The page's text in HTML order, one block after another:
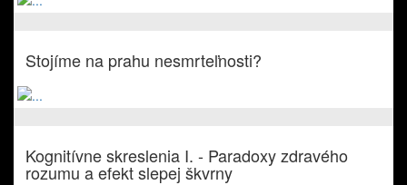
Stojíme na prahu nesmrteľnosti?
Kognitívne skreslenia I. - Paradoxy zdravého
rozumu a efekt slepej škvrny